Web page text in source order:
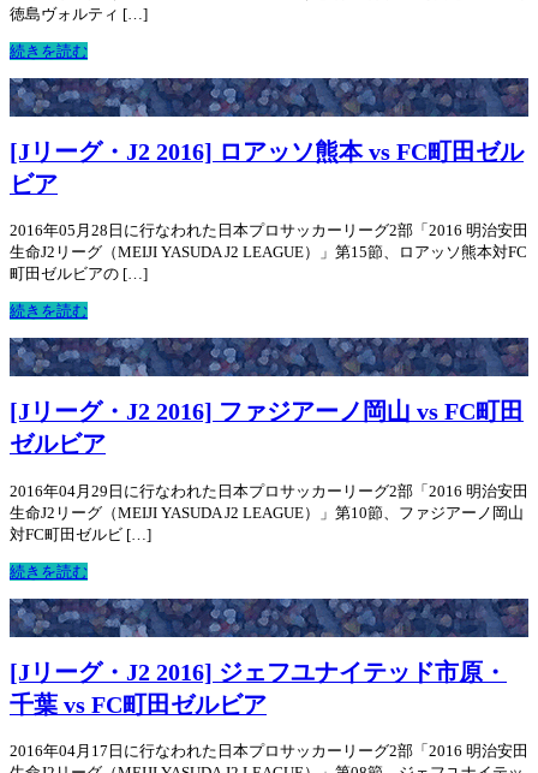
徳島ヴォルティ […]
続きを読む
[Jリーグ・J2 2016] ロアッソ熊本 vs FC町田ゼル
ビア
2016年05月28日に行なわれた日本プロサッカーリーグ2部「2016 明治安田
生命J2リーグ（MEIJI YASUDA J2 LEAGUE）」第15節、ロアッソ熊本対FC
町田ゼルビアの […]
続きを読む
[Jリーグ・J2 2016] ファジアーノ岡山 vs FC町田
ゼルビア
2016年04月29日に行なわれた日本プロサッカーリーグ2部「2016 明治安田
生命J2リーグ（MEIJI YASUDA J2 LEAGUE）」第10節、ファジアーノ岡山
対FC町田ゼルビ […]
続きを読む
[Jリーグ・J2 2016] ジェフユナイテッド市原・
千葉 vs FC町田ゼルビア
2016年04月17日に行なわれた日本プロサッカーリーグ2部「2016 明治安田